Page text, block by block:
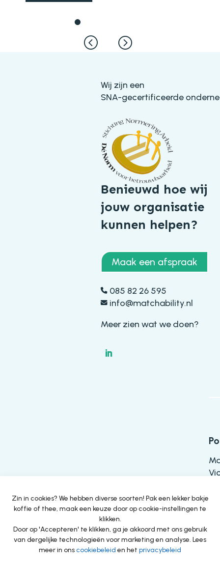
Zin in cookies? We hebben diverse soorten! Pak een lekker bakje
koffie of thee, maak een keuze door op cookie-instellingen te
klikken.
Door op 'Accepteren' te klikken, ga je akkoord met ons gebruik
van dergelijke technologieën voor marketing en analyse. Lees
meer in onscookiebeleid en het privacybeleid
Wij zijn een
SNA-gecertificeerde
Benieuwd hoe wij
jouw organisatie
kunnen helpen?
Maak een afspraak
085 82 26 595
info@matchability.nl
Meer zien wat we doen?